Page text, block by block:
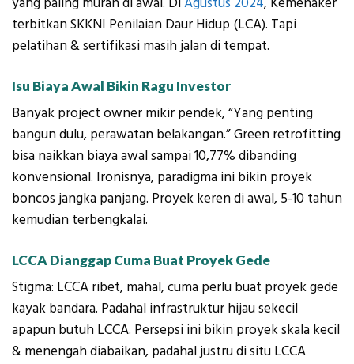
terbitkan SKKNI Penilaian Daur Hidup (LCA). Tapi
pelatihan & sertifikasi masih jalan di tempat.
Isu Biaya Awal Bikin Ragu Investor
Banyak project owner mikir pendek, “Yang penting
bangun dulu, perawatan belakangan.” Green retrofitting
bisa naikkan biaya awal sampai 10,77% dibanding
konvensional. Ironisnya, paradigma ini bikin proyek
boncos jangka panjang. Proyek keren di awal, 5-10 tahun
kemudian terbengkalai.
LCCA Dianggap Cuma Buat Proyek Gede
Stigma: LCCA ribet, mahal, cuma perlu buat proyek gede
kayak bandara. Padahal infrastruktur hijau sekecil
apapun butuh LCCA. Persepsi ini bikin proyek skala kecil
& menengah diabaikan, padahal justru di situ LCCA